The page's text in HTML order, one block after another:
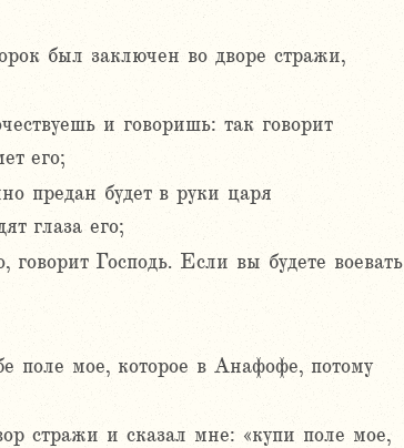
был заключен во дворе стражи,
и говоришь: так говорит
его;
предан будет в руки царя
глаза его;
Господь. Если вы будете воевать
поле мое, которое в Анафофе, потому
стражи и сказал мне: «купи поле мое,